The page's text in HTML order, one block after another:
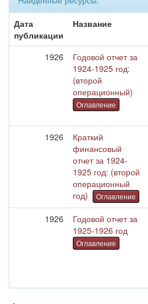
Дата
публикации
Название
1926
Годовой отчет за
1924-1925 год:
(второй
операционный)
Оглавление
1926
Краткий
финансовый
отчет за 1924-
1925 год: (второй
операционный
год)
Оглавление
1926
Годовой отчет за
1925-1926 год
Оглавление